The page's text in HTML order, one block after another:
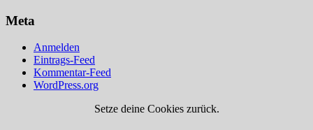
Meta
Anmelden
Eintrags-Feed
Kommentar-Feed
WordPress.org
Setze deine Cookies zurück.